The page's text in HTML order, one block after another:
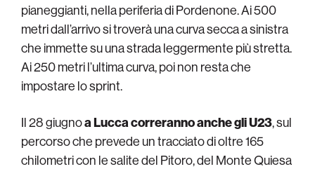
pianeggianti, nella periferia di Pordenone. Ai 500
metri dall’arrivo si troverà una curva secca a sinistra
che immette su una strada leggermente più stretta.
Ai 250 metri l’ultima curva, poi non resta che
impostare lo sprint.
Il 28 giugnoa Lucca correranno anche gli U23, sul
percorso che prevede un tracciato di oltre 165
chilometri con le salite del Pitoro, del Monte Quiesa